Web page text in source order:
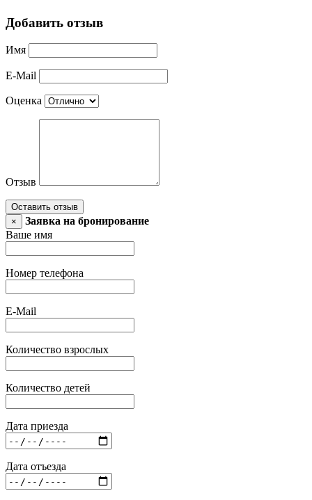
Добавить отзыв
Имя
E-Mail
Оценка
Отзыв
Оставить отзыв
×
Заявка на бронирование
Ваше имя
Номер телефона
E-Mail
Количество взрослых
Количество детей
Дата приезда
Дата отъезда